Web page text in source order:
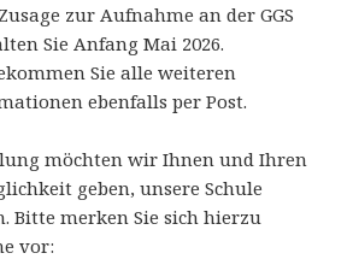
zur Aufnahme an der GGS
Sie Anfang Mai 2026.
Sie alle weiteren
ebenfalls per Post.
möchten wir Ihnen und Ihren
geben, unsere Schule
Bitte merken Sie sich hierzu
vor: